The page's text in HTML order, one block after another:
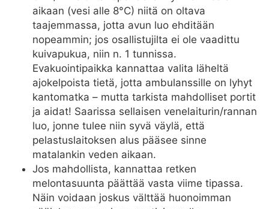
aikaan (vesi alle 8°C) niitä on oltava
taajemmassa, jotta avun luo ehditään
nopeammin; jos osallistujilta ei ole vaadittu
kuivapukua, niin n. 1 tunnissa.
Evakuointipaikka kannattaa valita läheltä
ajokelpoista tietä, jotta ambulanssille on lyhyt
kantomatka – mutta tarkista mahdolliset portit
ja aidat! Saarissa sellaisen venelaiturin/rannan
luo, jonne tulee niin syvä väylä, että
pelastuslaitoksen alus pääsee sinne
matalankin veden aikaan.
Jos mahdollista, kannattaa retken
melontasuunta päättää vasta viime tipassa.
Näin voidaan joskus välttää huonoimman